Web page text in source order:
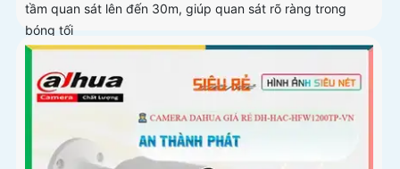
tầm quan sát lên đến 30m, giúp quan sát rõ ràng trong
bóng tối